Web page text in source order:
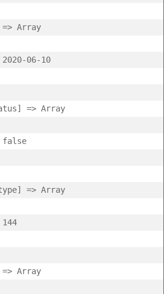
=> Array
06-10
=> Array
false
=> Array
144
=> Array